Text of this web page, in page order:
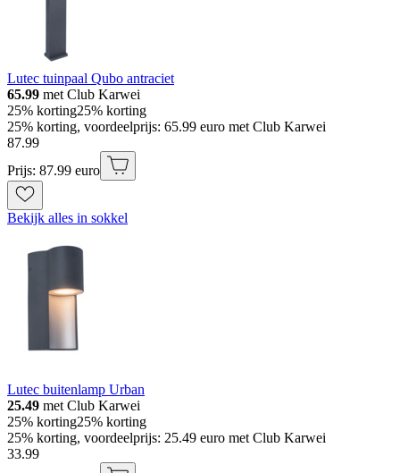
Lutec tuinpaal Qubo antraciet
65.99 met Club Karwei
25% korting25% korting
25% korting, voordeelprijs: 65.99 euro met Club Karwei
87.99
Prijs: 87.99 euro
Bekijk alles in sokkel
Lutec buitenlamp Urban
25.49 met Club Karwei
25% korting25% korting
25% korting, voordeelprijs: 25.49 euro met Club Karwei
33.99